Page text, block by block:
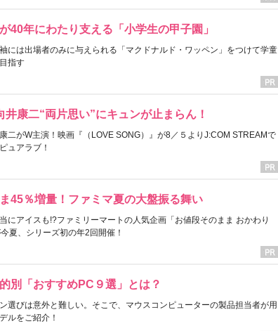
40年にわたり支える「小学生の甲子園」
には出場者のみに与えられる「マクドナルド・ワッペン」をつけて学童
指す
井康二“両片思い”にキュンが止まらん！
二がW主演！映画『（LOVE SONG）』が8／５よりJ:COM STREAMで
ュアラブ！
45％増量！ファミマ夏の大盤振る舞い
にアイスも!?ファミリーマートの人気企画「お値段そのまま おかわり
夏、シリーズ初の年2回開催！
別「おすすめPC９選」とは？
選びは意外と難しい。そこで、マウスコンピューターの製品担当者が用
ルをご紹介！